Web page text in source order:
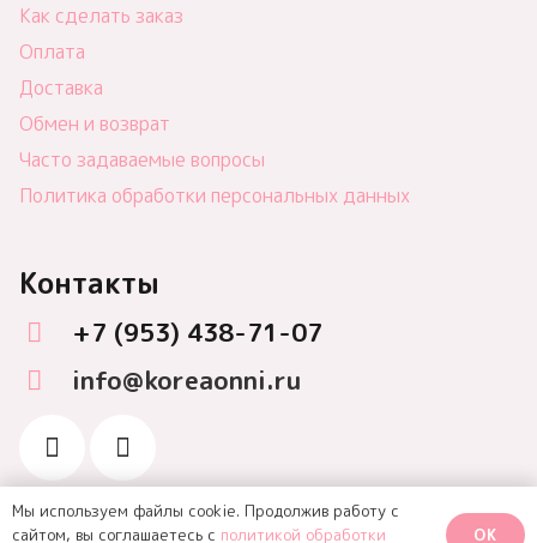
Как сделать заказ
Оплата
Доставка
Обмен и возврат
Часто задаваемые вопросы
Политика обработки персональных данных
Контакты
+7 (953) 438-71-07
info@koreaonni.ru
Мы используем файлы cookie. Продолжив работу с
сайтом, вы соглашаетесь с политикой обработки OK